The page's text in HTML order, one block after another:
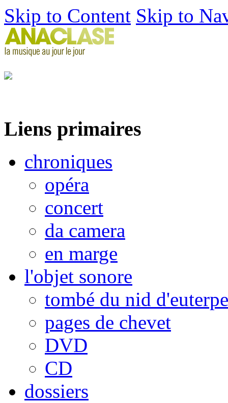
Skip to Content Skip to
Liens primaires
chroniques
opéra
concert
da camera
en marge
l'objet sonore
tombé du nid d'euterpe
pages de chevet
DVD
CD
dossiers